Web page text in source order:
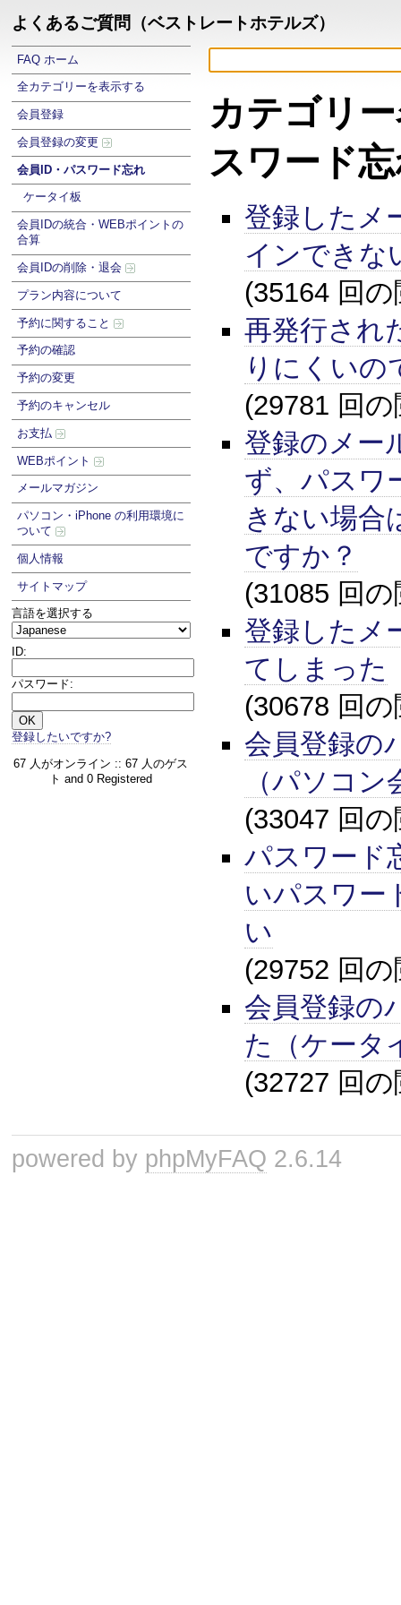
よくあるご質問（ベストレートホテルズ）
FAQ ホーム
全カテゴリーを表示する
会員登録
会員登録の変更
会員ID・パスワード忘れ
ケータイ板
会員IDの統合・WEBポイントの
合算
会員IDの削除・退会
プラン内容について
予約に関すること
予約の確認
予約の変更
予約のキャンセル
お支払
WEBポイント
メールマガジン
パソコン・iPhone の利用環境に
ついて
個人情報
サイトマップ
言語を選択する
ID:
パスワード:
登録したいですか?
67 人がオンライン :: 67 人のゲス
ト and 0 Registered
カテゴリ
スワード
登録したメ
インできな
(35164 回
再発行され
りにくいの
(29781 回
登録のメー
ず、パスワ
きない場合
ですか？
(31085 回
登録したメ
てしまった
(30678 回
会員登録の
（パソコ
(33047 回
パスワード
いパスワー
い
(29752 回
会員登録の
た（ケータ
(32727 回
powered by phpMyFAQ 2.6.14